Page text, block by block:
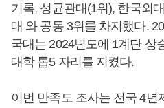
기록, 성균관대(1위), 한국외
대 와 공동 3위를 차지했다.
국대는 2024년도에 1계단 상
대학 톱5 자리를 지켰다.
이번 만족도 조사는 전국 4년